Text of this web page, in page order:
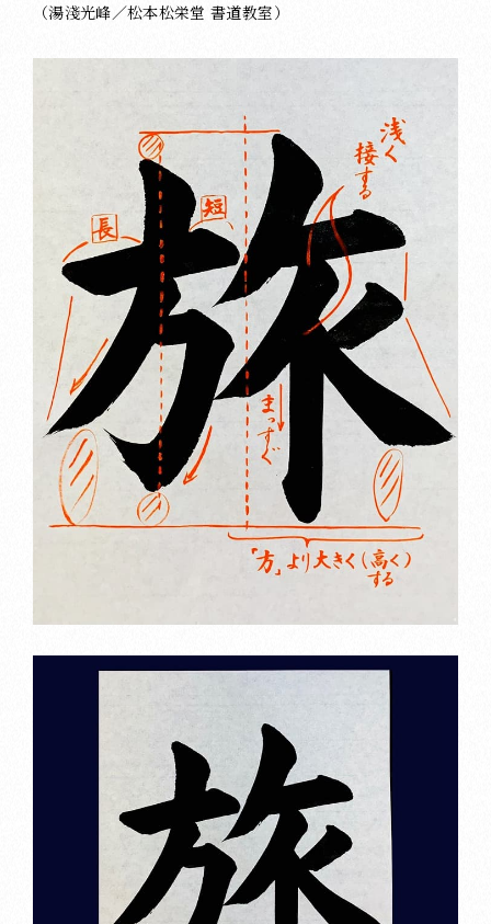
（湯淺光峰／松本松栄堂 書道教室）